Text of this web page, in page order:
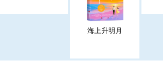
海上升明月